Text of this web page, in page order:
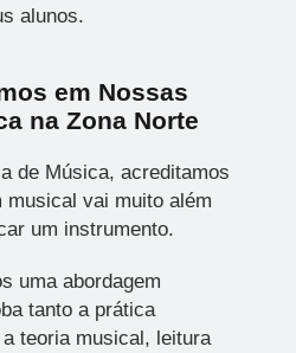
alunos.
em Nossas
na Zona Norte
de Música, acreditamos
musical vai muito além
um instrumento.
uma abordagem
tanto a prática
teoria musical, leitura